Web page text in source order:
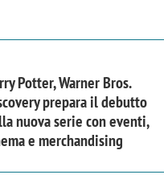
Potter, Warner Bros.
prepara il debutto
nuova serie con eventi,
e merchandising